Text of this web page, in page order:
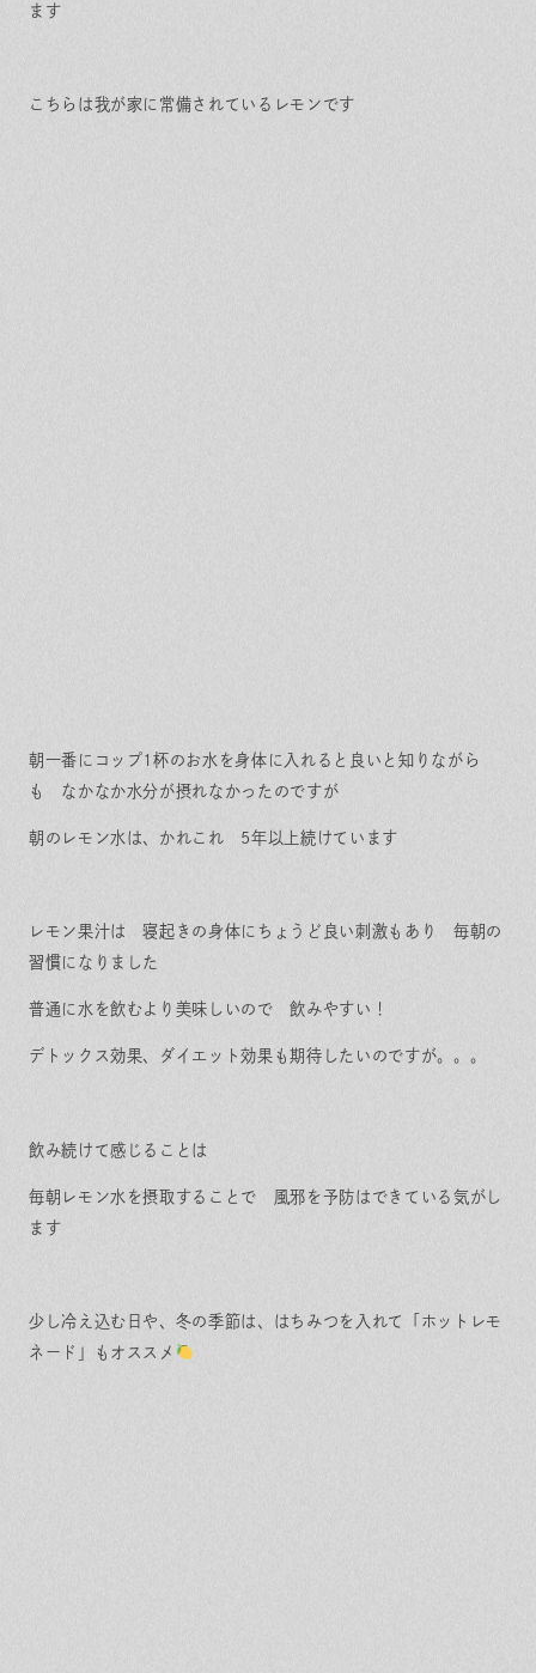
ます
こちらは我が家に常備されているレモンです
朝一番にコップ1杯のお水を身体に入れると良いと知りながら
も なかなか水分が摂れなかったのですが
朝のレモン水は、かれこれ 5年以上続けています
レモン果汁は 寝起きの身体にちょうど良い刺激もあり 毎朝の
習慣になりました
普通に水を飲むより美味しいので 飲みやすい！
デトックス効果、ダイエット効果も期待したいのですが。。。
飲み続けて感じることは
毎朝レモン水を摂取することで 風邪を予防はできている気がし
ます
少し冷え込む日や、冬の季節は、はちみつを入れて「ホットレモ
ネード」もオススメ